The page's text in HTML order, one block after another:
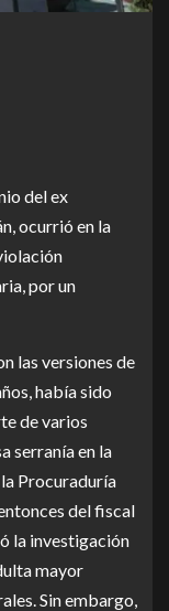
del ex
ocurrió en la
por un
las versiones de
había sido
de varios
serranía en la
Procuraduría
del fiscal
la investigación
mayor
Sin embargo,